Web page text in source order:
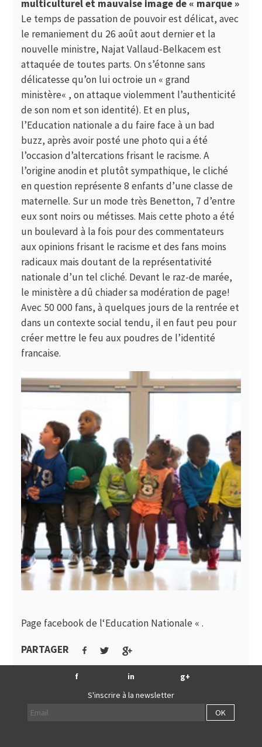
multiculturel et mauvaise image de « marque »
Le temps de passation de pouvoir est délicat, avec
le remaniement du 26 août aout dernier et la
nouvelle ministre, Najat Vallaud-Belkacem est
attaquée de toutes parts. On s’étonne sans
délicatesse qu’on lui octroie un «grand
ministère« , on attaque violemment l’authenticité
de son nom et son identité). Et en plus,
l’Education nationale a du faire face à un bad
buzz, après avoir posté une photo qui a été
l’occasion d’altercations frisant le racisme. A
l’origine anodin et plutôt sympathique, le cliché
en question représente 8 enfants d’une classe de
maternelle. Sur un mode très Benetton, 7 d’entre
eux sont noirs ou métisses. Mais cette photo a été
un boulevard à la fois pour des commentateurs
aux opinions frisant le racisme et des fans moins
radicaux mais doutant de la représentativité
nationale d’un tel cliché. Devant le raz-de marée,
le ministère a dû chiader sa modération de page!
Avec 50 000 fans, à quelques jours de la rentrée et
dans un contexte social tendu, il en faut peu pour
créer mettre le feu aux poudres de l’identité
francaise.
Page facebook de l‘Education Nationale « .
PARTAGER
f in
g+
S'inscrire à la newsletter
OK